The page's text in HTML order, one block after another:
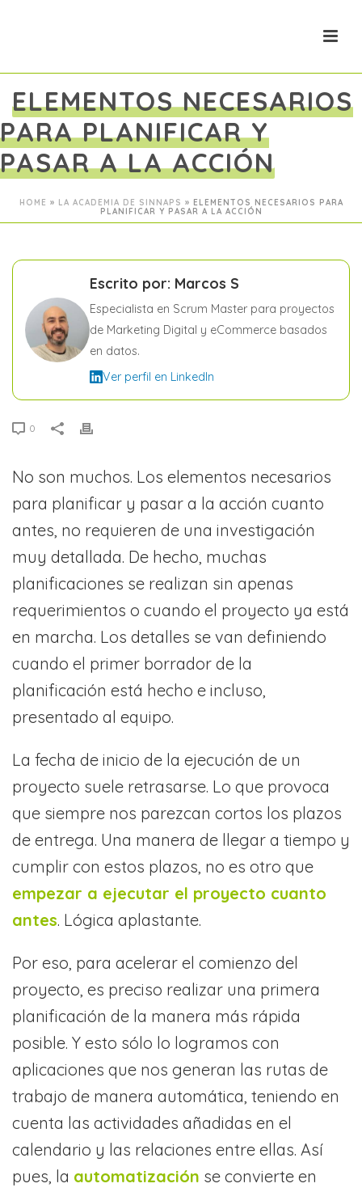
ELEMENTOS NECESARIOS
PARA PLANIFICAR Y
PASAR A LA ACCIÓN
HOME » LA ACADEMIA DE SINNAPS » ELEMENTOS NECESARIOS PARA
PLANIFICAR Y PASAR A LA ACCIÓN
Escrito por: Marcos S
Especialista en Scrum Master para proyectos
de Marketing Digital y eCommerce basados
en datos.
Ver perfil en LinkedIn
0
No son muchos. Los elementos necesarios
para planificar y pasar a la acción cuanto
antes, no requieren de una investigación
muy detallada. De hecho, muchas
planificaciones se realizan sin apenas
requerimientos o cuando el proyecto ya está
en marcha. Los detalles se van definiendo
cuando el primer borrador de la
planificación está hecho e incluso,
presentado al equipo.
La fecha de inicio de la ejecución de un
proyecto suele retrasarse. Lo que provoca
que siempre nos parezcan cortos los plazos
de entrega. Una manera de llegar a tiempo y
cumplir con estos plazos, no es otro que
empezar a ejecutar el proyecto cuanto
antes. Lógica aplastante.
Por eso, para acelerar el comienzo del
proyecto, es preciso realizar una primera
planificación de la manera más rápida
posible. Y esto sólo lo logramos con
aplicaciones que nos generan las rutas de
trabajo de manera automática, teniendo en
cuenta las actividades añadidas en el
calendario y las relaciones entre ellas. Así
pues, la automatización se convierte en